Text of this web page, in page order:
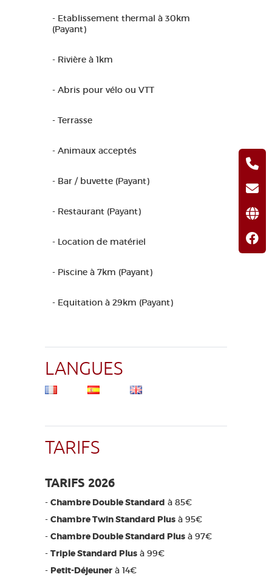
- Etablissement thermal à 30km
(Payant)
- Rivière à 1km
- Abris pour vélo ou VTT
- Terrasse
- Animaux acceptés
- Bar / buvette (Payant)
- Restaurant (Payant)
- Location de matériel
- Piscine à 7km (Payant)
- Equitation à 29km (Payant)
LANGUES
TARIFS
TARIFS 2026
- Chambre Double Standard à 85€
- Chambre Twin Standard Plus à 95€
- Chambre Double Standard Plus à 97€
- Triple Standard Plus à 99€
- Petit-Déjeuner à 14€